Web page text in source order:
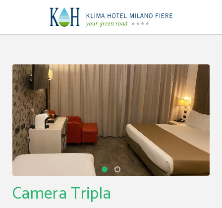
Camera Tripla